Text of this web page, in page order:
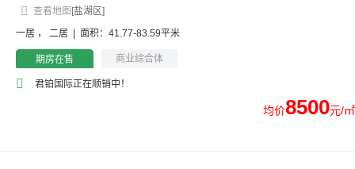
[盐湖区]
查看地图
一居 ， 二居 面积：41.77-83.59平米
期房在售 商业综合体
君铂国际正在顺销中！
均价8500元/㎡